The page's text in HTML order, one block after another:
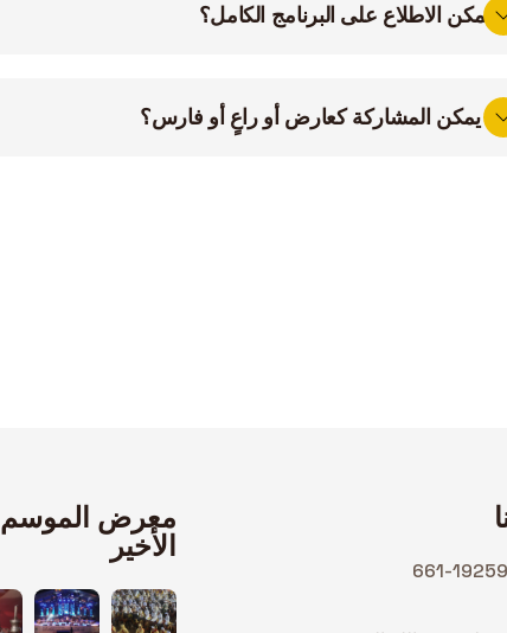
يمكن الاطلاع على البرنامج الكامل؟
يمكن المشاركة كعارض أو راعٍ أو فارس؟
معرض الموسم
الأخير